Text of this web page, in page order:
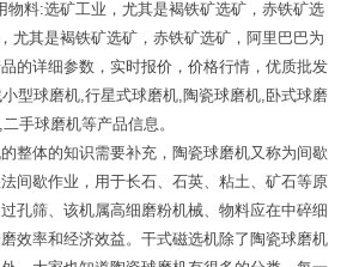
物料:选矿工业，尤其是褐铁矿选矿，赤铁矿选
尤其是褐铁矿选矿，赤铁矿选矿，阿里巴巴为
的详细参数，实时报价，价格行情，优质批发
型球磨机,行星式球磨机,陶瓷球磨机,卧式球磨
手球磨机等产品信息。
整体的知识需要补充，陶瓷球磨机又称为间歇
间歇作业，用于长石、石英、粘土、矿石等原
孔筛、该机属高细磨粉机械、物料应在中碎细
效率和经济效益。干式磁选机除了陶瓷球磨机